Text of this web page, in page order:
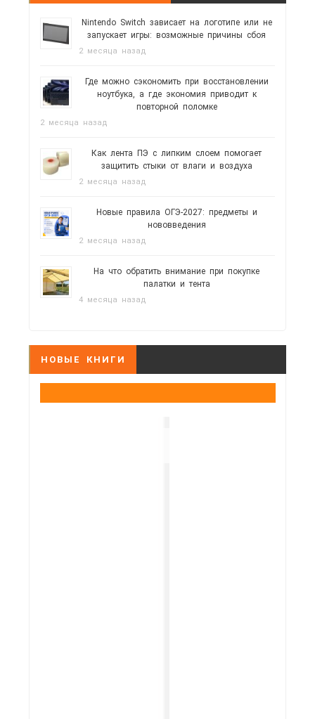
Nintendo Switch зависает на логотипе или не
запускает игры: возможные причины сбоя
2 месяца назад
Где можно сэкономить при восстановлении
ноутбука, а где экономия приводит к
повторной поломке
2 месяца назад
Как лента ПЭ с липким слоем помогает
защитить стыки от влаги и воздуха
2 месяца назад
Новые правила ОГЭ-2027: предметы и
нововведения
2 месяца назад
На что обратить внимание при покупке
палатки и тента
4 месяца назад
НОВЫЕ КНИГИ